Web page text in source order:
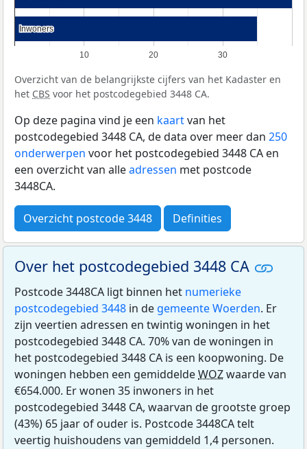
10 20 30
Inwoners
Inwoners
Overzicht van de belangrijkste cijfers van het Kadaster en
het CBS voor het postcodegebied 3448 CA.
Op deze pagina vind je een kaartvan het
postcodegebied 3448 CA, de data over meer dan 250
onderwerpen voor het postcodegebied 3448 CA en
een overzicht van alleadressen met postcode
3448CA.
Overzicht postcode 3448 Definities
Over het postcodegebied 3448 CA
Postcode 3448CA ligt binnen het numerieke
postcodegebied 3448 in de gemeente Woerden. Er
zijn veertien adressen en twintig woningen in het
postcodegebied 3448 CA. 70% van de woningen in
het postcodegebied 3448 CA is een koopwoning. De
woningen hebben een gemiddeldeWOZwaarde van
€654.000. Er wonen 35 inwoners in het
postcodegebied 3448 CA, waarvan de grootste groep
(43%) 65 jaar of ouder is. Postcode 3448CA telt
veertig huishoudens van gemiddeld 1,4 personen.